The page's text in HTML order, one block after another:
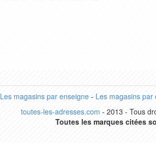
Les magasins par enseigne- Les magasins par
toutes-les-adresses.com - 2013 - Tous
Toutes les marques citées